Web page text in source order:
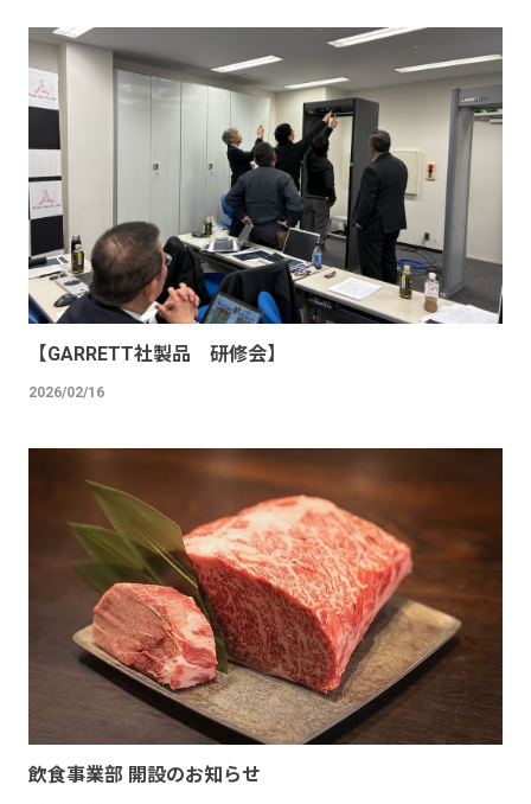
【GARRETT社製品 研修会】
2026/02/16
飲食事業部 開設のお知らせ